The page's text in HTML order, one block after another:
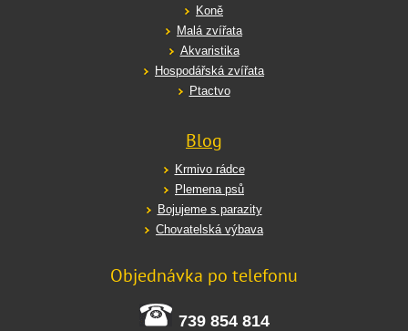
Koně
Malá zvířata
Akvaristika
Hospodářská zvířata
Ptactvo
Blog
Krmivo rádce
Plemena psů
Bojujeme s parazity
Chovatelská výbava
Objednávka po telefonu
739 854 814